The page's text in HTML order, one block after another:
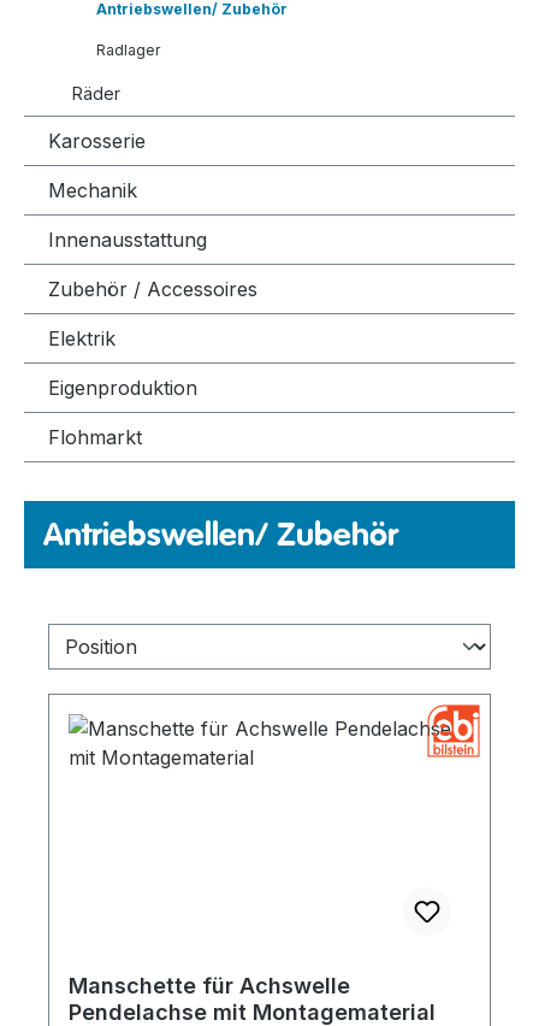
Antriebswellen/ Zubehör
Radlager
Räder
Karosserie
Mechanik
Innenausstattung
Zubehör / Accessoires
Elektrik
Eigenproduktion
Flohmarkt
Antriebswellen/ Zubehör
Manschette für Achswelle
Pendelachse mit Montagematerial